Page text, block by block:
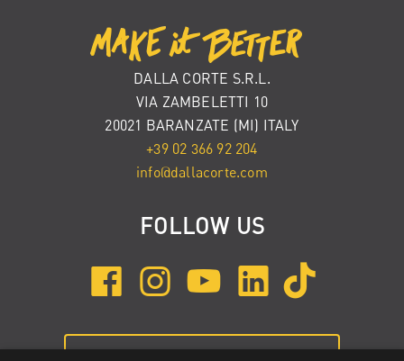
DALLA CORTE S.R.L.
VIA ZAMBELETTI 10
20021 BARANZATE (MI) ITALY
+39 02 366 92 204
info@dallacorte.com
FOLLOW US